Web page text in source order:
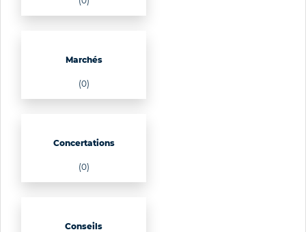
Marchés
(0)
Concertations
(0)
Conseils